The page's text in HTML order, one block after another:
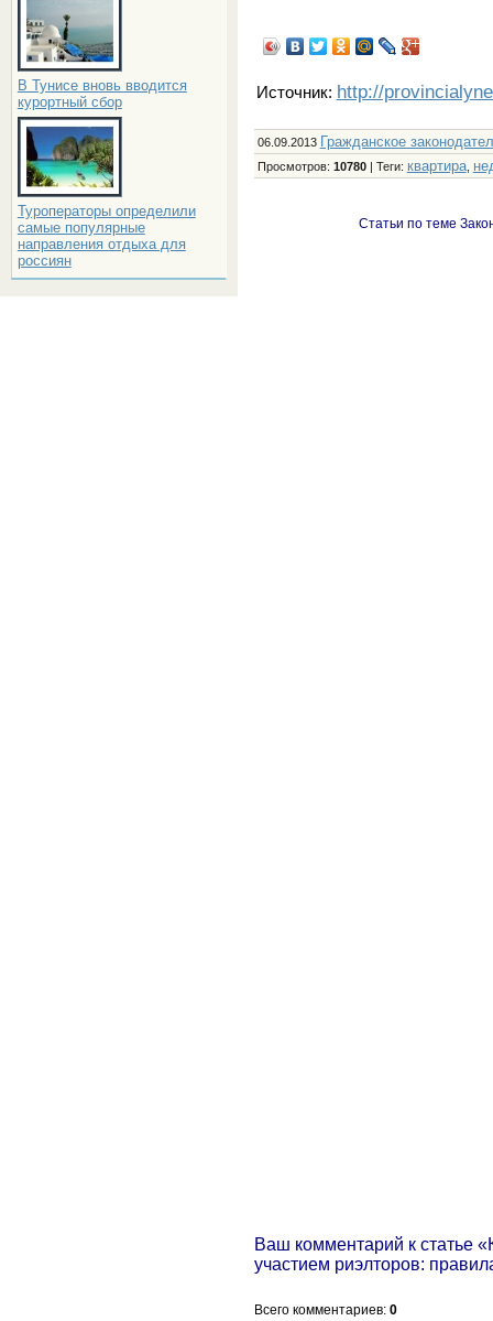
В Тунисе вновь вводится
курортный сбор
Туроператоры определили
самые популярные
направления отдыха для
россиян
Источник: http://
06.09.2013 Гражданское
Просмотров: 10780| Теги: квартира,
Статьи по теме
Ваш комментарий к статье
участием риэлторов:
Всего комментариев: 0